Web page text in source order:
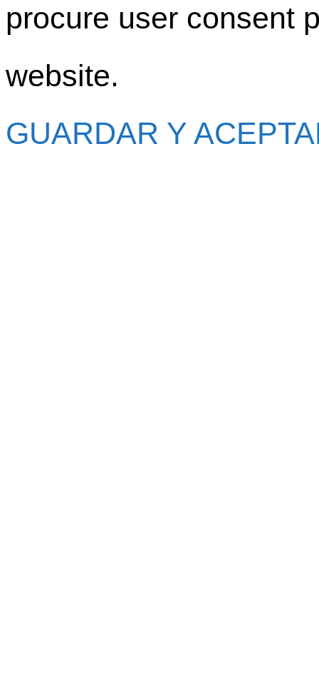
procure user consent
website.
GUARDAR Y